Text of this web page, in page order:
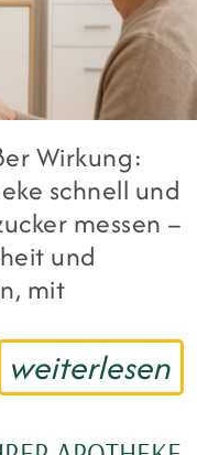
Wirkung:
schnell und
messen –
und
mit
weiterlesen